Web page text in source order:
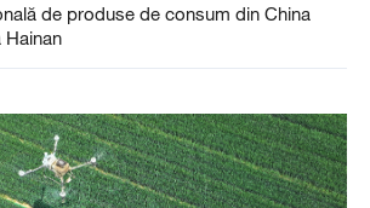
de produse de consum din China
Hainan